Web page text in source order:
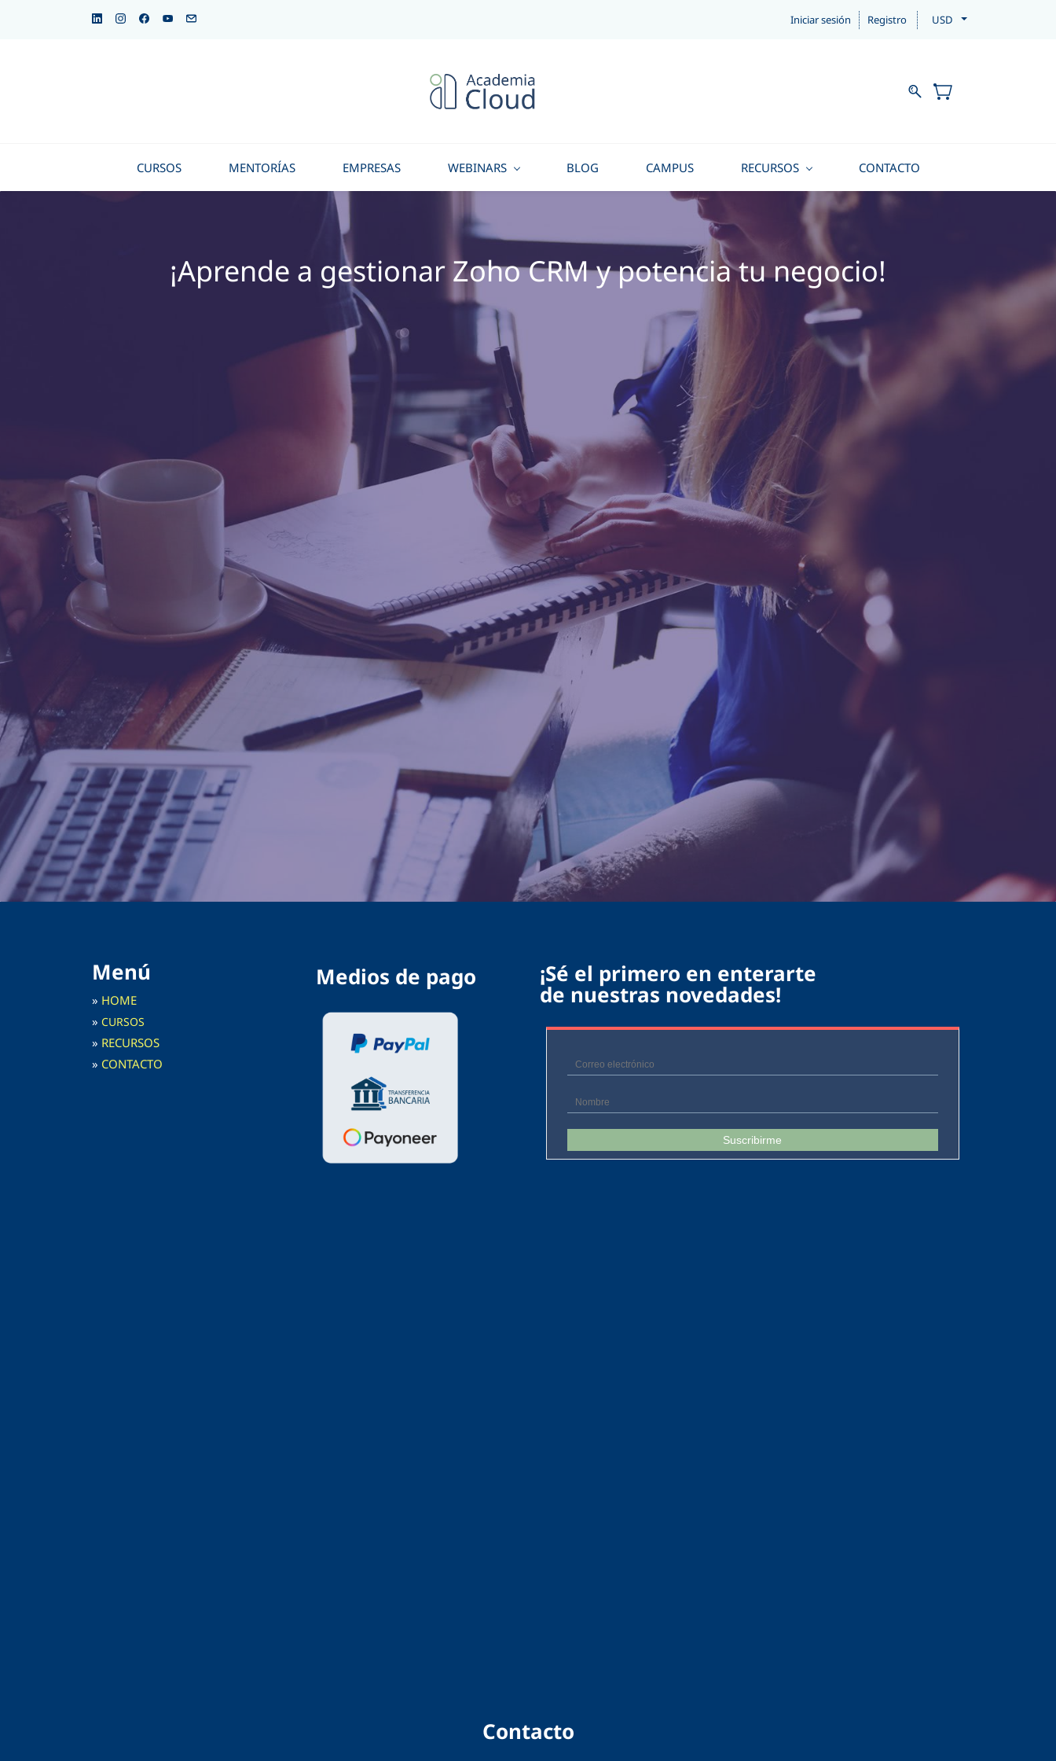
Iniciar sesión Registro USD
CURSOS MENTORÍAS EMPRESAS WEBINARS BLOG CAMPUS RECURSOS CONTACTO
¡‌Aprende a gestionar Zoho CRM y potencia tu negocio!
Menú
» HOME
» CURSOS
» RECURSOS
» CONTACTO
Medios de pago ¡Sé el primero en enterarte
de nuestras novedades!
Contacto